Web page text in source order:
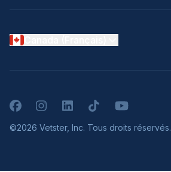
FacebookInstagramLinkedInTikTokYouTube
©2026 Vetster, Inc. Tous droits réservés.